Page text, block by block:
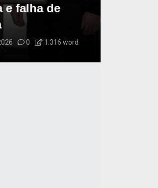
e falha de
0 1.316 word